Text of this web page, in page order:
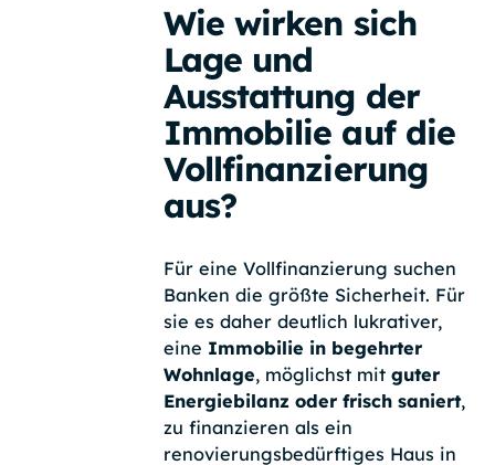
Wie wirken sich
Lage und
Ausstattung der
Immobilie auf die
Vollfinanzierung
aus?
Für eine Vollfinanzierung suchen
Banken die größte Sicherheit. Für
sie es daher deutlich lukrativer,
eine Immobilie in begehrter
Wohnlage, möglichst mit guter
Energiebilanz oder frisch saniert,
zu finanzieren als ein
renovierungsbedürftiges Haus in